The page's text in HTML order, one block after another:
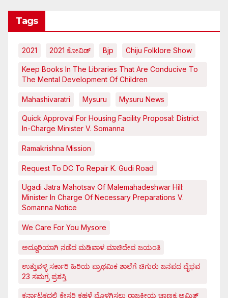
Tags
2021 2021 ಕೋವಿಡ್‌ Bjp Chiju Folklore Show
Keep Books In The Libraries That Are Conducive To
The Mental Development Of Children
Mahashivaratri Mysuru Mysuru News
Quick Approval For Housing Facility Proposal: District
In-Charge Minister V. Somanna
Ramakrishna Mission
Request To DC To Repair K. Gudi Road
Ugadi Jatra Mahotsav Of Malemahadeshwar Hill:
Minister In Charge Of Necessary Preparations V.
Somanna Notice
We Care For You Mysore
ಅದ್ದೂರಿಯಾಗಿ ನಡೆದ ಮಡಿವಾಳ ಮಾಚಿದೇವ ಜಯಂತಿ
ಉತ್ತುವಳ್ಳಿ ಸರ್ಕಾರಿ ಹಿರಿಯ ಪ್ರಾಥಮಿಕ ಶಾಲೆಗೆ ಚಿಗುರು ಜನಪದ ವೈಭವ
23 ಸಮಗ್ರ ಪ್ರಶಸ್ತಿ
ಕರ್ನಾಟಕದಲ್ಲಿ ಕೇಸರಿ ಕಹಳೆ ಮೊಳಗಿಸಲು ರಾಜಕೀಯ ಚಾಣಕ್ಯ ಅಮಿತ್